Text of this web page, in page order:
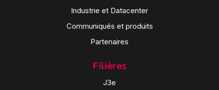
Industrie et Datacenter
Communiqués et produits
Partenaires
Filières
J3e